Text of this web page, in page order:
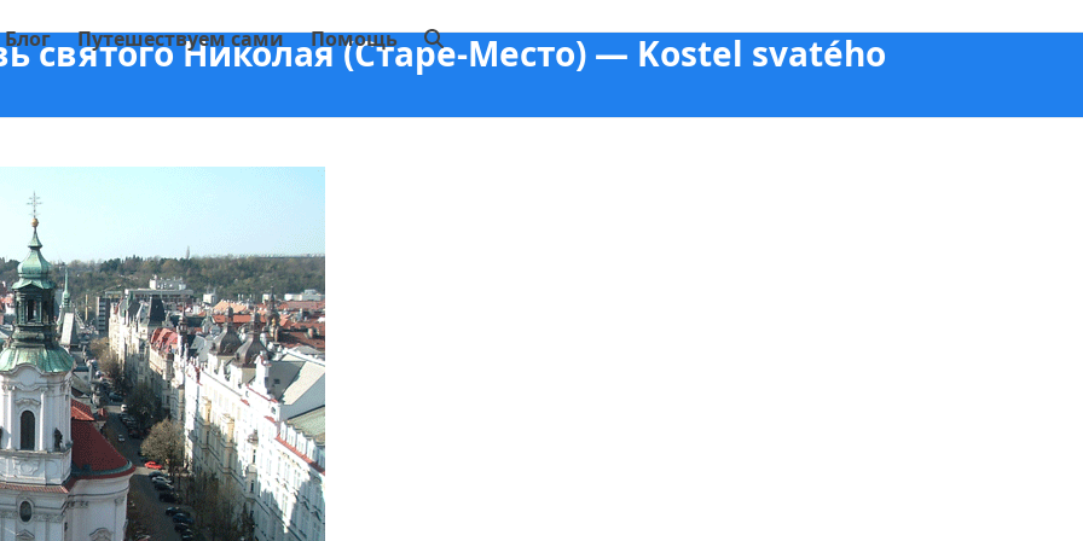
Блог Путешествуем сами Помощь
святого Николая (Старе-Место) — Kostel svatého